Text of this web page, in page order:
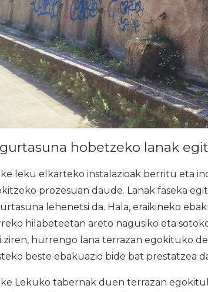
hobetzeko lanak
leku elkarteko instalazioak berritu eta
prozesuan daude. Lanak faseka
lehenetsi da. Hala, eraikineko
hilabeteetan areto nagusiko eta
ziren, hurrengo lana terrazan egokituko
beste ebakuazio bide bat prestatzea
Lekuko tabernak duen terrazan